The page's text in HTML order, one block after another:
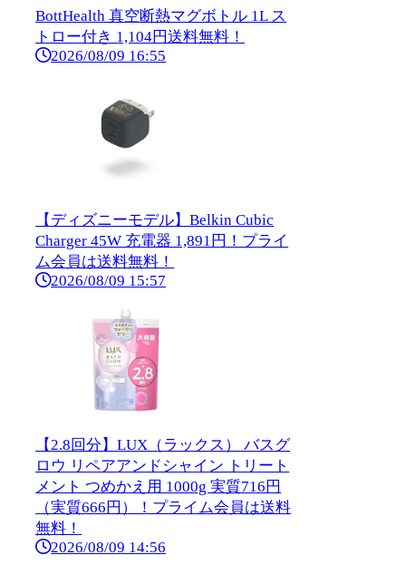
BottHealth 真空断熱マグボトル 1L ス
トロー付き 1,104円送料無料！
2026/08/09 16:55
【ディズニーモデル】Belkin Cubic
Charger 45W 充電器 1,891円！プライ
ム会員は送料無料！
2026/08/09 15:57
【2.8回分】LUX（ラックス） バスグ
ロウ リペアアンドシャイン トリート
メント つめかえ用 1000g 実質716円
（実質666円）！プライム会員は送料
無料！
2026/08/09 14:56